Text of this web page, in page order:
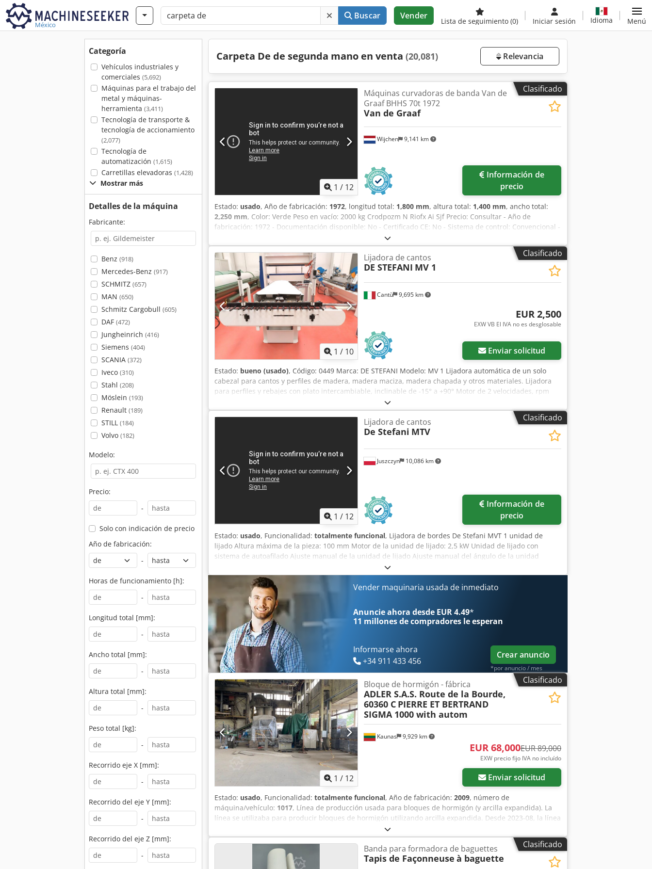
México
Buscar Vender
Lista de seguimiento (0) Iniciar sesión Idioma Menú
Categoría
Vehículos industriales y
comerciales (5,692)
Máquinas para el trabajo del
metal y máquinas-
herramienta (3,411)
Tecnología de transporte &
tecnología de accionamiento
(2,077)
Tecnología de
automatización (1,615)
Carretillas elevadoras (1,428)
Mostrar más
Detalles de la máquina
Fabricante:
Benz (918)
Mercedes-Benz (917)
SCHMITZ (657)
MAN (650)
Schmitz Cargobull (605)
DAF (472)
Jungheinrich (416)
Siemens (404)
SCANIA (372)
Iveco (310)
Stahl (208)
Möslein (193)
Renault (189)
STILL (184)
Volvo (182)
Modelo:
Precio:
-
Solo con indicación de precio
Año de fabricación:
-
Horas de funcionamiento [h]:
-
Longitud total [mm]:
-
Ancho total [mm]:
-
Altura total [mm]:
-
Peso total [kg]:
-
Recorrido eje X [mm]:
-
Recorrido del eje Y [mm]:
-
Recorrido del eje Z [mm]:
-
Carpeta De de segunda mano en venta (20,081) Relevancia
Clasificado
1 / 12
Wijchen 9,141 km
Máquinas curvadoras de banda Van de
Graaf BHHS 70t 1972
Van de Graaf
precio
Estado: usado, Año de fabricación: 1972, longitud total: 1,800 mm, altura total: 1,400 mm, ancho total:
2,250 mm, Color: Verde Peso en vacío: 2000 kg Crodpozm N Riofx Ai Sjf Precio: Consultar - Año de
fabricación: 1972 - Documentación disponible: No - Certificado CE: No - Sistema de control: Convencional -
Dimensiones de transporte: 1800 mm x 2250 mm x 1400 mm (largo x ancho x alto) - Peso de transporte
[kg]: 2000 kg - Paquetes de transporte [unidades]: 1 Información financiera IVA: El precio indicado no
incluye el IVA IVA/Régimen de recargo del IVA: El IVA es deducible para las empresas Entrega y aceptación
de vehículos usados posibles en cualquier momento para todos los productos de la industria Lukas van
Rossum
Clasificado
1 / 10
Cantù 9,695 km
Lijadora de cantos
DE STEFANI MV 1
EUR 2,500
EXW VB El IVA no es desglosable
Enviar solicitud
Estado: bueno (usado), Código: 0449 Marca: DE STEFANI Modelo: MV 1 Lijadora automática de un solo
cabezal para cantos y perfiles de madera, madera maciza, madera chapada y otros materiales. Lijadora
para perfiles y rebajes con plato intercambiable, inclinable de -15° a +90° Motor de 2 velocidades, rpm
710/1420 – Cv 1,3 – 2,5 Altura de trabajo mm 100 Alimentación automática con velocidad variable Guía de
entrada ajustable Aire comprimido 6 atm Diámetro de la salida de extracción 100 mm Cedpfx Aiszmyp Ae
Serf Dimensiones totales mm 2100 x 1600 x 1350 h Peso kg 950
Clasificado
1 / 12
Juszczyn 10,086 km
Lijadora de cantos
De Stefani MTV
precio
Estado: usado, Funcionalidad: totalmente funcional, Lijadora de bordes De Stefani MVT 1 unidad de
lijado Altura máxima de la pieza: 100 mm Motor de la unidad de lijado: 2,5 kW Unidad de lijado con
sistema de autoafilado Ajuste manual de la unidad de lijado Ajuste manual del ángulo de la unidad
Credpfx Ajznu D Rji Sef Unidad de lijado con oscilación Velocidad de avance regulable mediante variador
Motor de avance de 0,74 kW
Vender maquinaria usada de inmediato
Anuncie ahora desde EUR 4.49*
11 millones de compradores le esperan
Informarse ahora
+34 911 433 456
Crear anuncio
*por anuncio / mes
Clasificado
1 / 12
Kaunas 9,929 km
Bloque de hormigón - fábrica
ADLER S.A.S. Route de la Bourde,
60360 C PIERRE ET BERTRAND
SIGMA 1000 with autom
EUR 68,000EUR 89,000
EXW precio fijo IVA no incluído
Enviar solicitud
Estado: usado, Funcionalidad: totalmente funcional, Año de fabricación: 2009, número de
máquina/vehículo: 1017, Línea de producción usada para bloques de hormigón (y arcilla expandida). La
línea se utilizaba para producir bloques de hormigón utilizando arcilla expandida. Desde 2023-08, la línea
ya no está en funcionamiento, se ha conservado. Línea de bloques en orden: - 2 pcs. silos pequeños (con
vibro, con aletas neumáticas). - Transportador de suministro de materia prima a la tolva de pesaje. Cjdsuc
Tzvspfx Ai Sjrf - Tolva de pesaje. - Transportador de suministro de materia prima desde la tolva de pesaje
hasta la mezcladora. - Mezcladora FK Machinery (Polonia, 2022, capacidad de la cuchara 1200 l, potencia
Clasificado
Banda para formadora de baguettes
Tapis de Façonneuse à baguette